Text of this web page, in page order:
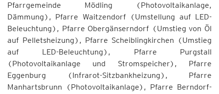
Pfarrgemeinde Mödling (Photovoltaikanlage,
Dämmung), Pfarre Waitzendorf (Umstellung auf LED-
Beleuchtung), Pfarre Obergänserndorf (Umstieg von Öl
auf Pelletsheizung), Pfarre Scheiblingkirchen (Umstieg
auf LED-Beleuchtung), Pfarre Purgstall
(Photovoltaikanlage und Stromspeicher), Pfarre
Eggenburg (Infrarot-Sitzbankheizung), Pfarre
Manhartsbrunn (Photovoltaikanlage), Pfarre Berndorf-